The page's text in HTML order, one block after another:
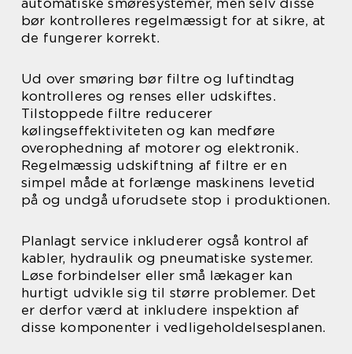
automatiske smøresystemer, men selv disse
bør kontrolleres regelmæssigt for at sikre, at
de fungerer korrekt.
Ud over smøring bør filtre og luftindtag
kontrolleres og renses eller udskiftes.
Tilstoppede filtre reducerer
kølingseffektiviteten og kan medføre
overophedning af motorer og elektronik.
Regelmæssig udskiftning af filtre er en
simpel måde at forlænge maskinens levetid
på og undgå uforudsete stop i produktionen.
Planlagt service inkluderer også kontrol af
kabler, hydraulik og pneumatiske systemer.
Løse forbindelser eller små lækager kan
hurtigt udvikle sig til større problemer. Det
er derfor værd at inkludere inspektion af
disse komponenter i vedligeholdelsesplanen.